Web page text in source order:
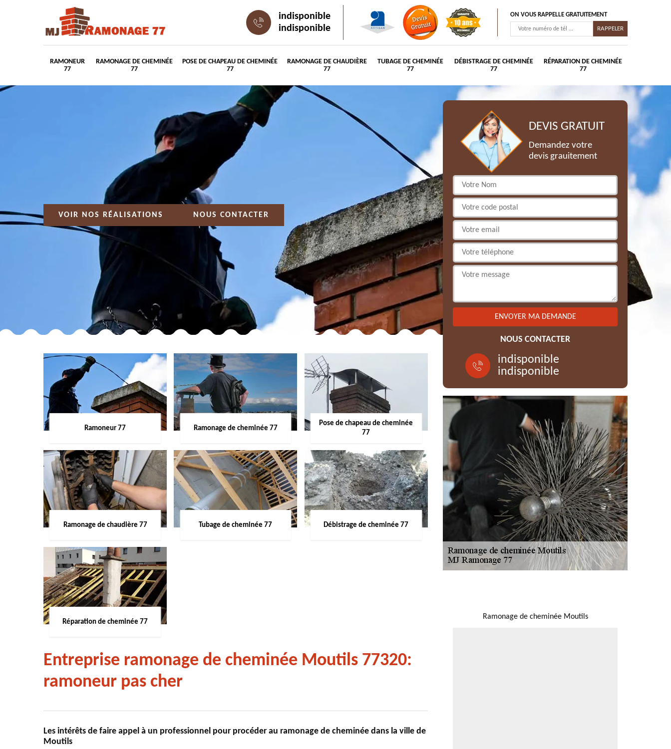
indisponible
indisponible
ON VOUS RAPPELLE GRATUITEMENT
RAMONEUR
77
RAMONAGE DE CHEMINÉE
77
POSE DE CHAPEAU DE CHEMINÉE
77
RAMONAGE DE CHAUDIÈRE
77
TUBAGE DE CHEMINÉE
77
DÉBISTRAGE DE CHEMINÉE
77
RÉPARATION DE CHEMINÉE
77
VOIR NOS RÉALISATIONS NOUS CONTACTER
Ramoneur 77 Ramonage de cheminée 77
Pose de chapeau de cheminée
77
Ramonage de chaudière 77 Tubage de cheminée 77 Débistrage de cheminée 77
Réparation de cheminée 77
Entreprise ramonage de cheminée Moutils 77320:
ramoneur pas cher
Les intérêts de faire appel à un professionnel pour procéder au ramonage de cheminée dans la ville de
Moutils
DEVIS GRATUIT
Demandez votre
devis grauitement
NOUS CONTACTER
indisponible
indisponible
Ramonage de cheminée Moutils